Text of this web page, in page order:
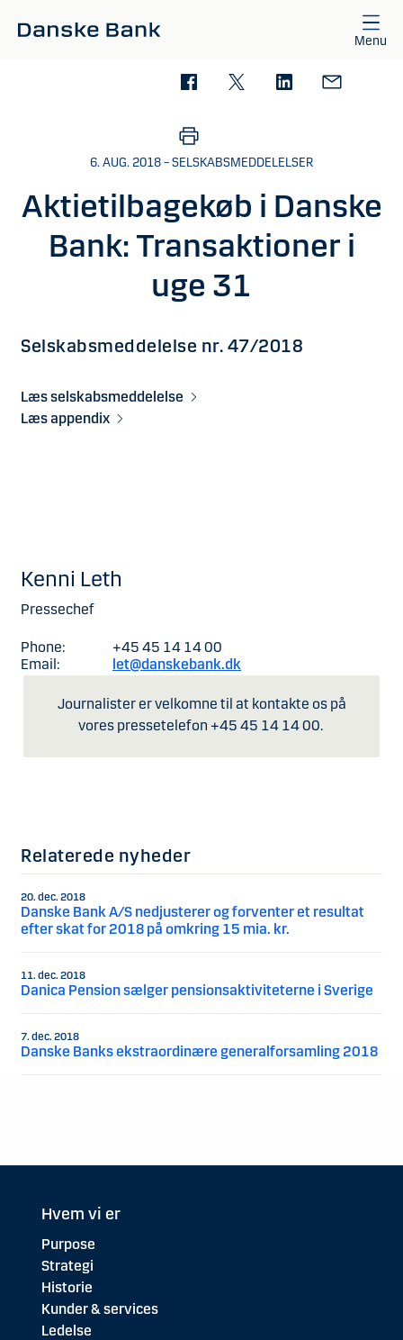
Menu
6. AUG. 2018 – SELSKABSMEDDELELSER
Aktietilbagekøb i Danske
Bank: Transaktioner i
uge 31
Selskabsmeddelelse nr. 47/2018
Læs selskabsmeddelelse
Læs appendix
Kenni Leth
Pressechef
Phone:
+45 45 14 14 00
Email:
let@danskebank.dk
Journalister er velkomne til at kontakte os på
vores pressetelefon +45 45 14 14 00.
Relaterede nyheder
20. dec. 2018
Danske Bank A/S nedjusterer og forventer et resultat
efter skat for 2018 på omkring 15 mia. kr.
11. dec. 2018
Danica Pension sælger pensionsaktiviteterne i Sverige
7. dec. 2018
Danske Banks ekstraordinære generalforsamling 2018
Hvem vi er
Purpose
Strategi
Historie
Kunder & services
Ledelse